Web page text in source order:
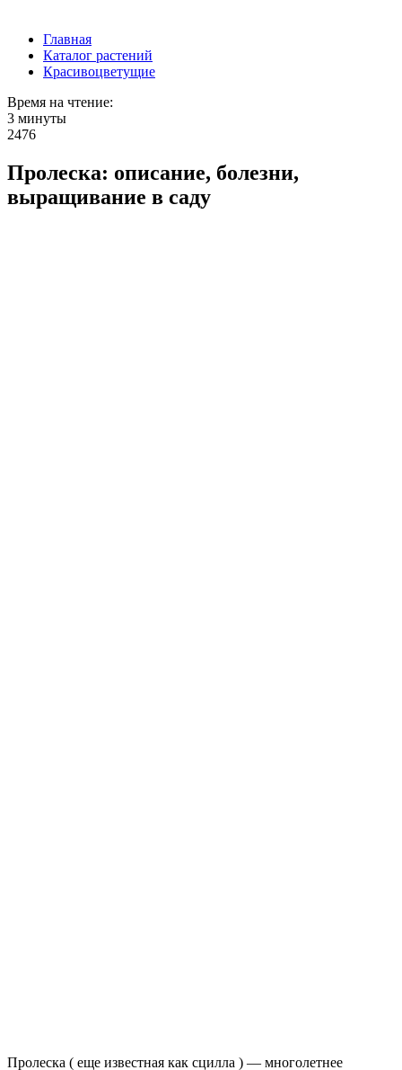
Главная
Каталог растений
Красивоцветущие
Время на чтение:
3 минуты
2476
Пролеска: описание, болезни,
выращивание в саду
Пролеска ( еще известная как сцилла ) — многолетнее